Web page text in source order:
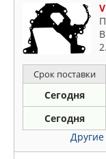
Срок поставки
Сегодня
Сегодня